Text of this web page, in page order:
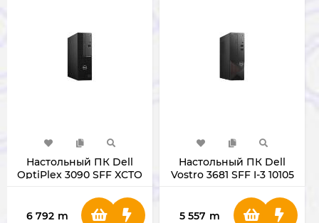
Настольный ПК Dell
OptiPlex 3090 SFF XCTO
1TB
6 792 m
Настольный ПК Dell
Vostro 3681 SFF I-3 10105
5 557 m